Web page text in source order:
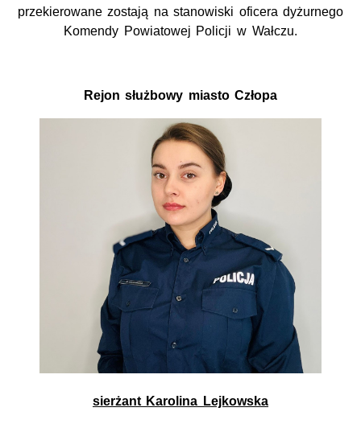
przekierowane zostają na stanowiski oficera dyżurnego
Komendy Powiatowej Policji w Wałczu.
Rejon służbowy miasto Człopa
sierżant Karolina Lejkowska